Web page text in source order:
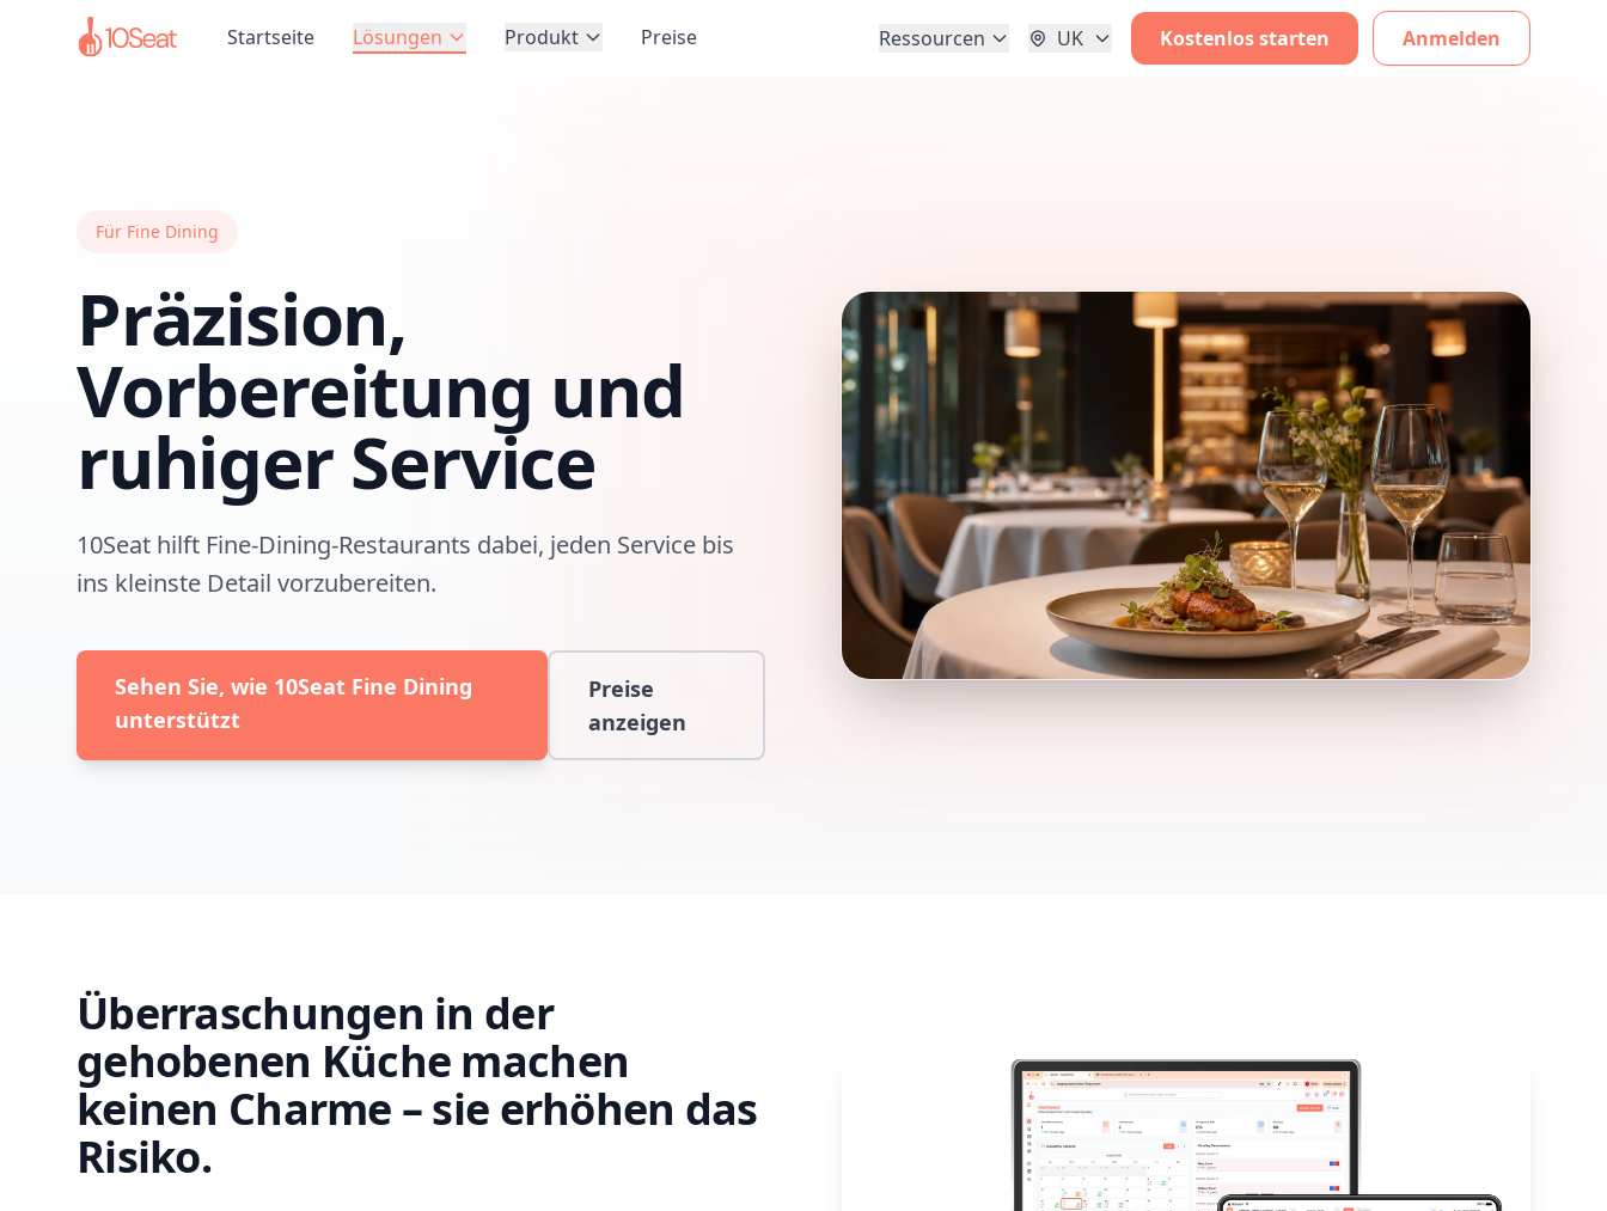
Startseite Lösungen Produkt Preise Ressourcen UK Kostenlos starten Anmelden
Für Fine Dining
Präzision,
Vorbereitung und
ruhiger Service
10Seat hilft Fine-Dining-Restaurants dabei, jeden Service bis
ins kleinste Detail vorzubereiten.
Sehen Sie, wie 10Seat Fine Dining
unterstützt
Preise
anzeigen
Überraschungen in der
gehobenen Küche machen
keinen Charme – sie erhöhen das
Risiko.